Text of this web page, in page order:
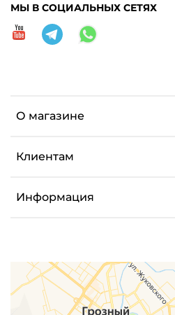
О магазине
Клиентам
Информация
МЫ В СОЦИАЛЬНЫХ СЕТЯХ